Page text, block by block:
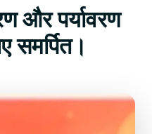
और पर्यावरण
समर्पित।